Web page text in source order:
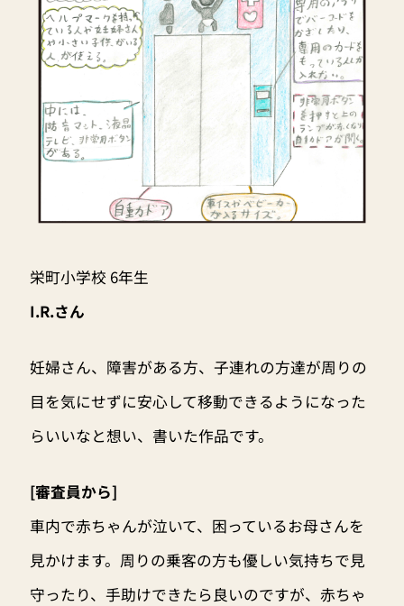
栄町小学校 6年生
I.R.さん
妊婦さん、障害がある方、子連れの方達が周りの
目を気にせずに安心して移動できるようになった
らいいなと想い、書いた作品です。
[審査員から]
車内で赤ちゃんが泣いて、困っているお母さんを
見かけます。周りの乗客の方も優しい気持ちで見
守ったり、手助けできたら良いのですが、赤ちゃ